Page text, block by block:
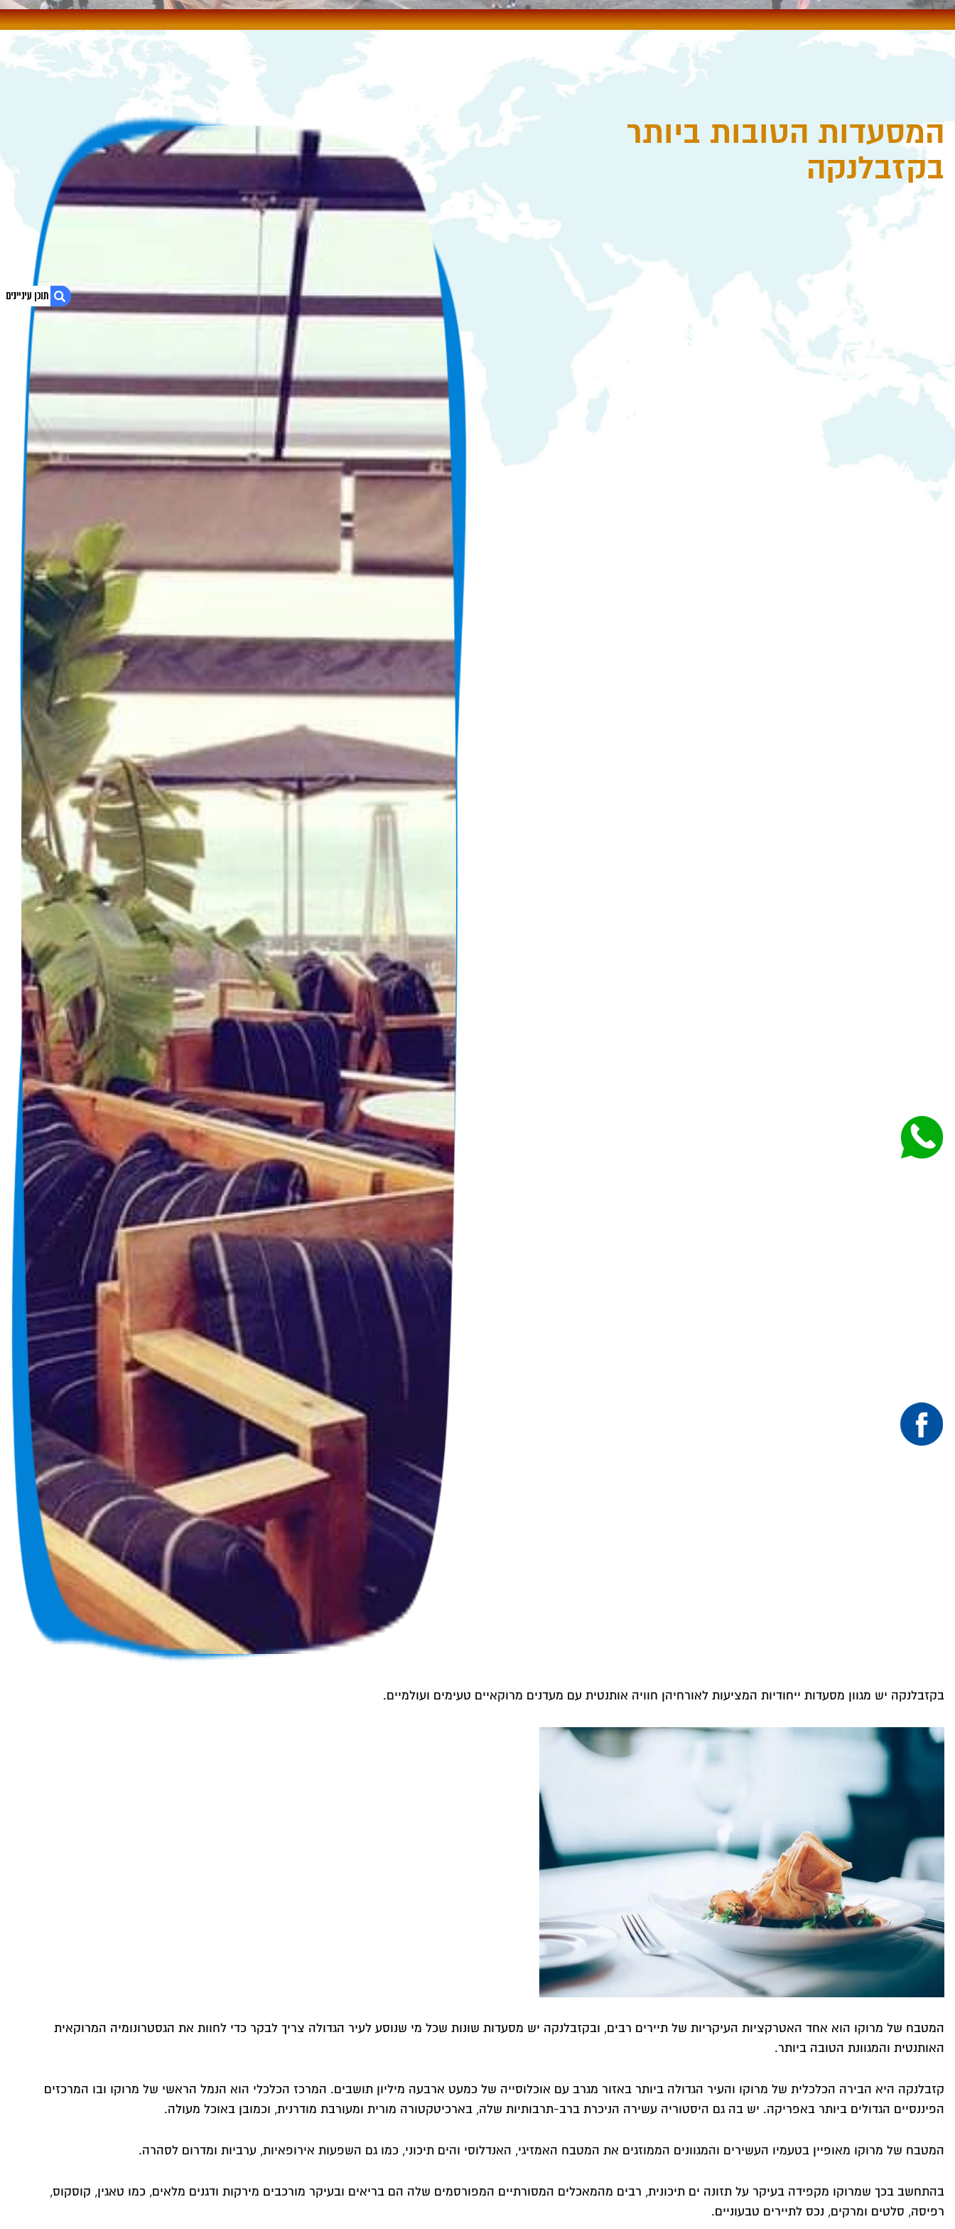
2. לה סקאלה
3. הקפטן
5. Du Port De Peche
6. nkoa
7. ILOLI
המסעדות הטובות ביותר
בקזבלנקה
בקזבלנקה יש מגוון מסעדות ייחודיות המציעות לאורחיהן חוויה אותנטית עם מעדנים מרוקאיים טעימים ועולמיים.
המטבח של מרוקו הוא אחד האטרקציות העיקריות של תיירים רבים, ובקזבלנקה יש מסעדות שונות שכל מי שנוסע לעיר הגדולה צריך לבקר כדי לחוות את הגסטרונומיה המרוקאית
האותנטית והמגוונת הטובה ביותר.
קזבלנקה היא הבירה הכלכלית של מרוקו והעיר הגדולה ביותר באזור מגרב עם אוכלוסייה של כמעט ארבעה מיליון תושבים. המרכז הכלכלי הוא הנמל הראשי של מרוקו ובו המרכזים
הפיננסיים הגדולים ביותר באפריקה. יש בה גם היסטוריה עשירה הניכרת ברב-תרבותיות שלה, בארכיטקטורה מורית ומעורבת מודרנית, וכמובן באוכל מעולה.
המטבח של מרוקו מאופיין בטעמיו העשירים והמגוונים הממוזגים את המטבח האמזיגי, האנדלוסי והים תיכוני, כמו גם השפעות אירופאיות, ערביות ומדרום לסהרה.
בהתחשב בכך שמרוקו מקפידה בעיקר על תזונה ים תיכונית, רבים מהמאכלים המסורתיים המפורסמים שלה הם בריאים ובעיקר מורכבים מירקות ודגנים מלאים, כמו טאגין, קוסקוס,
רפיסה, סלטים ומרקים, נכס לתיירים טבעוניים.